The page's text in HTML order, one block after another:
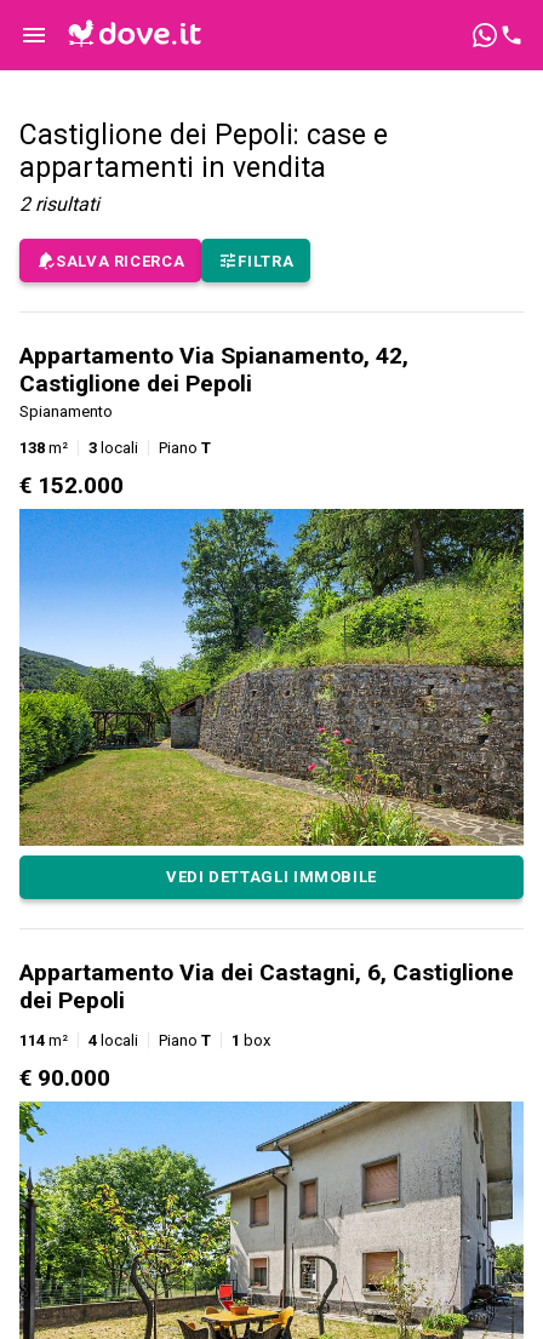
Castiglione dei Pepoli: case e
appartamenti in vendita
2 risultati
SALVA RICERCA FILTRA
Appartamento Via Spianamento, 42,
Castiglione dei Pepoli
Spianamento
138 m² 3 locali Piano T
€ 152.000
VEDI DETTAGLI IMMOBILE
Appartamento Via dei Castagni, 6, Castiglione
dei Pepoli
114 m² 4 locali Piano T 1 box
€ 90.000